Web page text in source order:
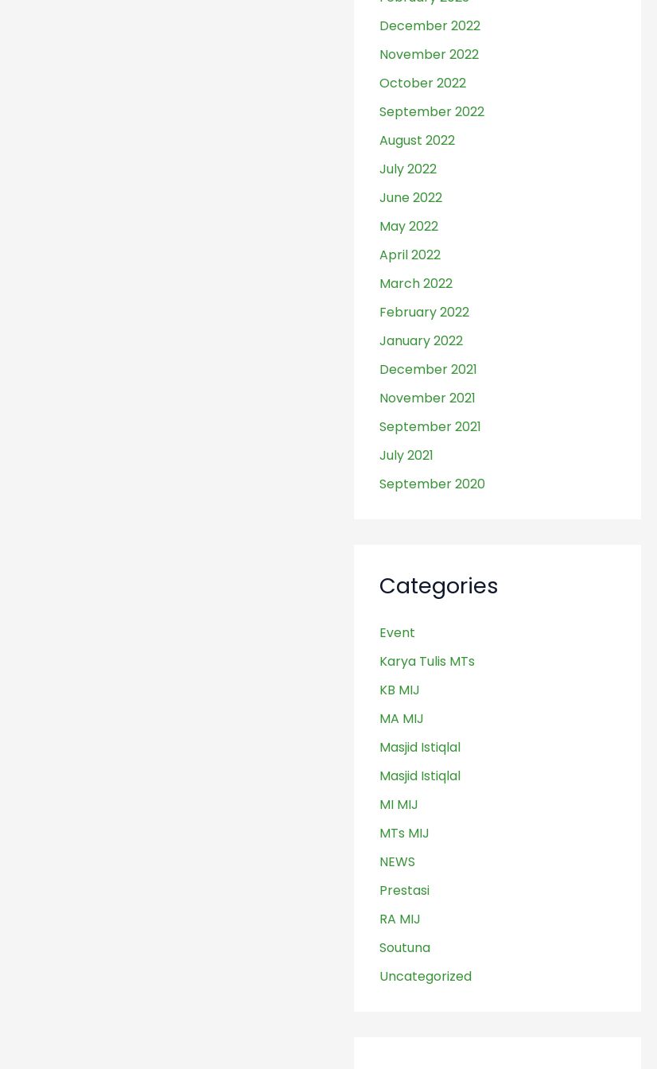
December 2022
November 2022
October 2022
September 2022
August 2022
July 2022
June 2022
May 2022
April 2022
March 2022
February 2022
January 2022
December 2021
November 2021
September 2021
July 2021
September 2020
Categories
Event
Karya Tulis MTs
KB MIJ
MA MIJ
Masjid Istiqlal
Masjid Istiqlal
MI MIJ
MTs MIJ
NEWS
Prestasi
RA MIJ
Soutuna
Uncategorized